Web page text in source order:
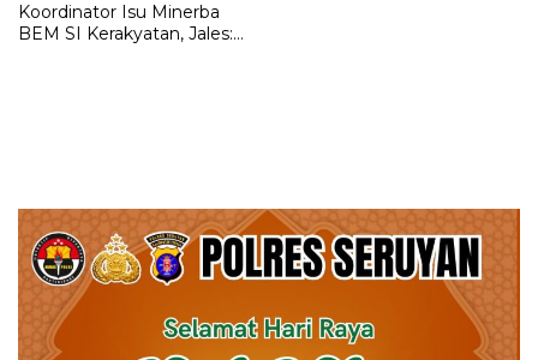
Koordinator Isu Minerba
BEM SI Kerakyatan, Jales: